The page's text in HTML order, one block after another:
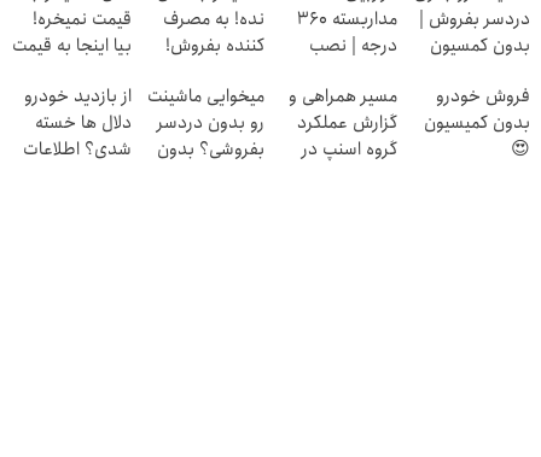
دردسر بفروش |
بدون کمسیون
مداربسته 360
درجه | نصب
نده! به مصرف
کننده بفروش!
یک تماس
قیمت نمیخره!
بیا اینجا به قیمت
خریدار واقعی*
فروش خودرو
بدون کمیسیون
😍
مسیر همراهی و
گزارش عملکرد
گروه اسنپ در
میخوایی ماشینت
رو بدون دردسر
بفروشی؟ بدون
از بازدید خودرو
دلال ها خسته
شدی؟ اطلاعات